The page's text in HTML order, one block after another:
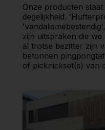
Onze producten
degelijkheid.
zijn uitspraken die
al trotse bezitter zijn
betonnen
of picknickset(s) van